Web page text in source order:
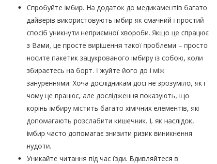
Спробуйте імбир. На додаток до медикаментів багато
дайверів використовують імбир як смачний і простий
спосіб уникнути неприємної хвороби. Якщо це спрацює
з Вами, це просте вирішення такої проблеми – просто
носите пакетик зацукрованого імбиру із собою, коли
збираєтесь на борт. І жуйте його до і між
зануреннями. Хоча дослідникам досі не зрозуміло, як і
чому це працює, але дослідження показують, що
корінь імбиру містить багато хімічних елементів, які
допомагають розслабити кишечник. І, як наслідок,
імбир часто допомагає знизити ризик виникнення
нудоти.
Уникайте читання під час їзди. Вдивляйтеся в